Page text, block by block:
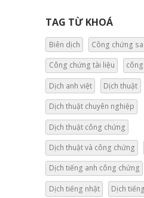
TAG TỪ KHOÁ
Biên dịch Công chứng
Công chứng tài liệu
Dịch anh việt Dịch thuật
Dịch thuật chuyên nghiệp
Dịch thuật công chứng
Dịch thuật và công chứng
Dịch tiếng anh công chứng
Dịch tiếng nhật Dịch